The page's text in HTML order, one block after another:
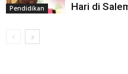
Pendidikan
Hari di